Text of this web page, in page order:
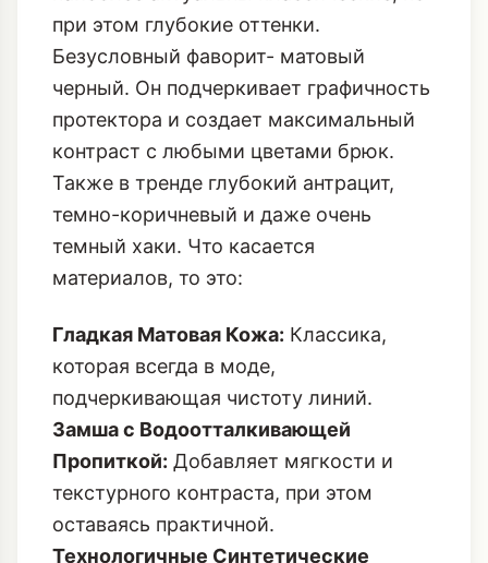
при этом глубокие оттенки.
Безусловный фаворит- матовый
черный. Он подчеркивает графичность
протектора и создает максимальный
контраст с любыми цветами брюк.
Также в тренде глубокий антрацит,
темно-коричневый и даже очень
темный хаки. Что касается
материалов, то это:
Гладкая Матовая Кожа: Классика,
которая всегда в моде,
подчеркивающая чистоту линий.
Замша с Водоотталкивающей
Пропиткой: Добавляет мягкости и
текстурного контраста, при этом
оставаясь практичной.
Технологичные Синтетические